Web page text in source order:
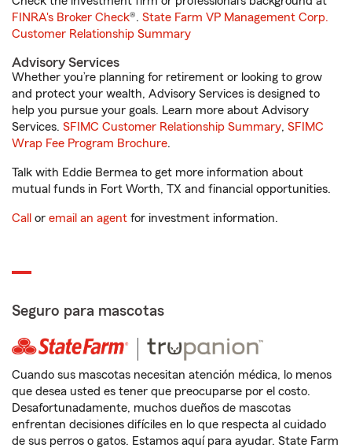
FINRA's Broker Check®. State Farm VP Management Corp.
Customer Relationship Summary
Advisory Services
Whether you’re planning for retirement or looking to grow
and protect your wealth, Advisory Services is designed to
help you pursue your goals. Learn more about Advisory
Services. SFIMC Customer Relationship Summary, SFIMC
Wrap Fee Program Brochure.
Talk with Eddie Bermea to get more information about
mutual funds in Fort Worth, TX and financial opportunities.
Call or email an agent for investment information.
Seguro para mascotas
Cuando sus mascotas necesitan atención médica, lo menos
que desea usted es tener que preocuparse por el costo.
Desafortunadamente, muchos dueños de mascotas
enfrentan decisiones difíciles en lo que respecta al cuidado
de sus perros o gatos. Estamos aquí para ayudar. State Farm